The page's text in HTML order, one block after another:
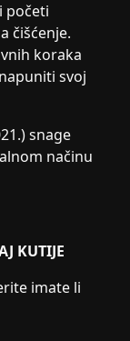
početi
čišćenje.
koraka
svoj
snage
načinu
KUTIJE
imate li